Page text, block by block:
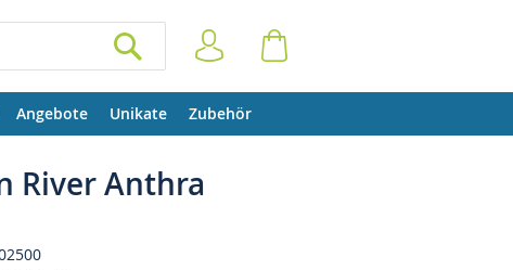
Anmelden
Angebote Unikate Zubehör
River Anthra